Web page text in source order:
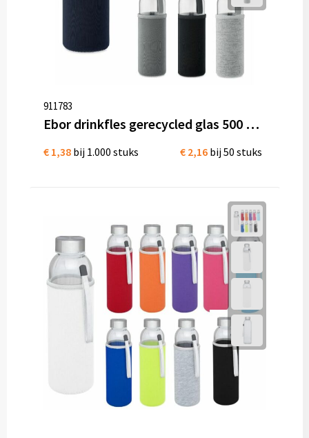
911783
Ebor drinkfles gerecycled glas 500 ml Lekvrij voordelig
€ 1,38 bij 1.000 stuks € 2,16 bij 50 stuks